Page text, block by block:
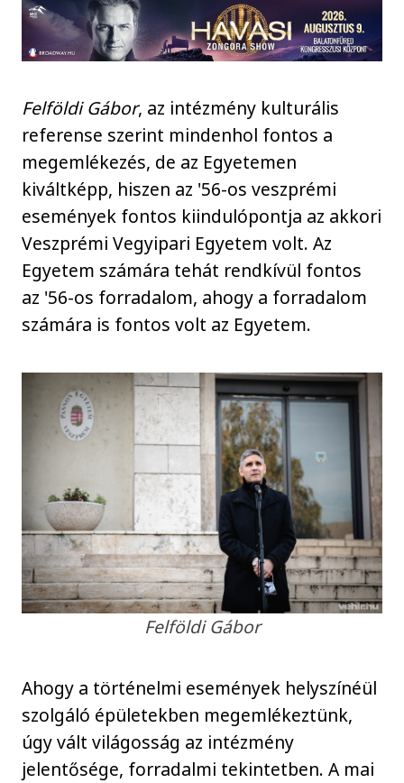
Felföldi Gábor, az intézmény kulturális
referense szerint mindenhol fontos a
megemlékezés, de az Egyetemen
kiváltképp, hiszen az '56-os veszprémi
események fontos kiindulópontja az akkori
Veszprémi Vegyipari Egyetem volt. Az
Egyetem számára tehát rendkívül fontos
az '56-os forradalom, ahogy a forradalom
számára is fontos volt az Egyetem.
Felföldi Gábor
Ahogy a történelmi események helyszínéül
szolgáló épületekben megemlékeztünk,
úgy vált világosság az intézmény
jelentősége, forradalmi tekintetben. A mai